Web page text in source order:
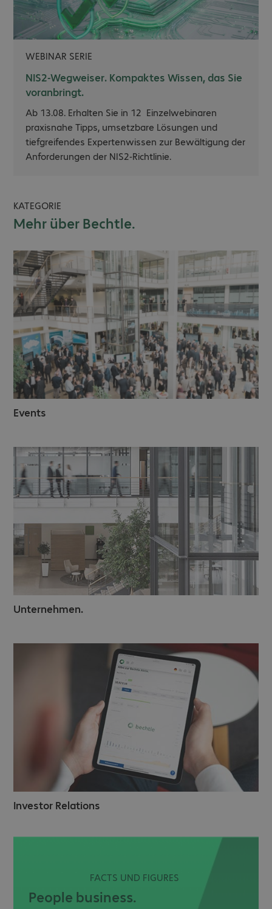
WEBINAR SERIE
NIS2-Wegweiser. Kompaktes Wissen, das Sie
voranbringt.
Ab 13.08. Erhalten Sie in 12 Einzelwebinaren
praxisnahe Tipps, umsetzbare Lösungen und
tiefgreifendes Expertenwissen zur Bewältigung der
Anforderungen der NIS2-Richtlinie.
KATEGORIE
Mehr über Bechtle.
Events
Unternehmen.
Investor Relations
FACTS UND FIGURES
People business.